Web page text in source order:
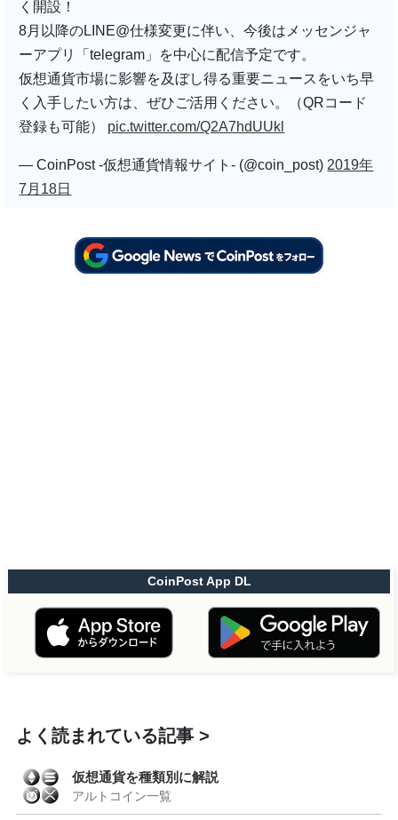
く開設！
8月以降のLINE@仕様変更に伴い、今後はメッセンジャ
ーアプリ「telegram」を中心に配信予定です。
仮想通貨市場に影響を及ぼし得る重要ニュースをいち早
く入手したい方は、ぜひご活用ください。（QRコード
登録も可能） pic.twitter.com/Q2A7hdUUkl
— CoinPost -仮想通貨情報サイト- (@coin_post) 2019年
7月18日
CoinPost App DL
よく読まれている記事
仮想通貨を種類別に解説
アルトコイン一覧